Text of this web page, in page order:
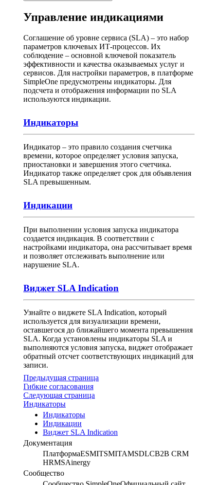
Управление индикациями
Соглашение об уровне сервиса (SLA) – это набор
параметров ключевых ИТ-процессов. Их
соблюдение – основной ключевой показатель
эффективности и качества оказываемых услуг и
сервисов. Для настройки параметров, в платформе
SimpleOne предусмотрены индикаторы. Для
подсчета и отображения информации по SLA
используются индикации.
Индикаторы
Индикатор – это правило создания счетчика
времени, которое определяет условия запуска,
приостановки и завершения этого счетчика.
Индикатор также определяет срок для объявления
SLA превышенным.
Индикации
При выполнении условия запуска индикатора
создается индикация. В соответствии с
настройками индикатора, она рассчитывает время
и позволяет отслеживать выполнение или
нарушение SLA.
Виджет SLA Indication
Узнайте о виджете SLA Indication, который
используется для визуализации времени,
оставшегося до ближайшего момента превышения
SLA. Когда установлены индикаторы SLA и
выполняются условия запуска, виджет отображает
обратный отсчет соответствующих индикаций для
записи.
Предыдущая страница
Гибкие согласования
Следующая страница
Индикаторы
Индикаторы
Индикации
Виджет SLA Indication
Документация
ПлатформаESMITSMITAMSDLCB2B CRM
HRMSAinergy
Сообщество